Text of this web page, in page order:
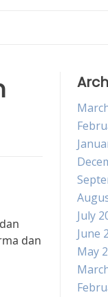
dan
July
June
May